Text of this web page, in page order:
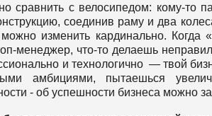
сравнить с велосипедом: кому-то
соединив раму и два
изменить кардинально. Когда
менеджер, что-то делаешь
и технологично — твой
амбициями, пытаешься
- об успешности бизнеса можно